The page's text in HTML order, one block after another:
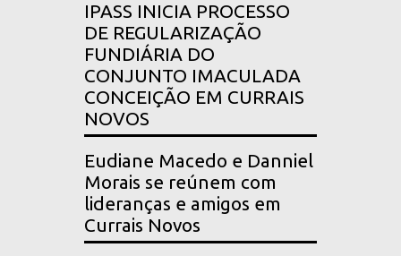
IPASS INICIA PROCESSO
DE REGULARIZAÇÃO
FUNDIÁRIA DO
CONJUNTO IMACULADA
CONCEIÇÃO EM CURRAIS
NOVOS
Eudiane Macedo e Danniel
Morais se reúnem com
lideranças e amigos em
Currais Novos